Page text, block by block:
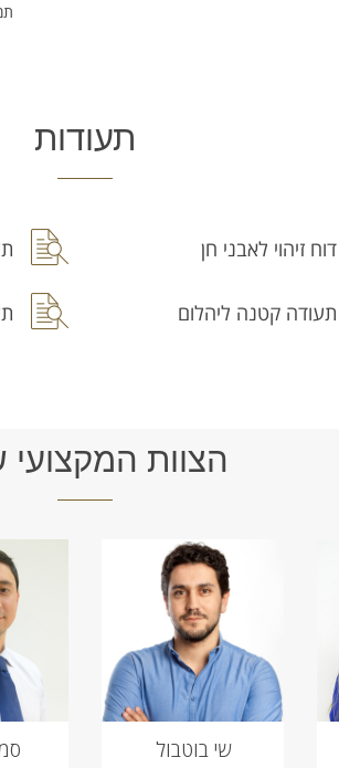
תעודות
דוח זיהוי לאבני חן
תעודה קטנה ליהלום
הצוות המקצועי
שי בוטבול